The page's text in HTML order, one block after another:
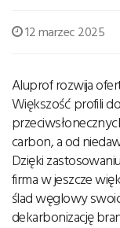
12 marzec 2025
Aluprof rozwija
Większość profili
carbon, a od
Dzięki
firma w jeszcze
ślad węglowy
dekarbonizację